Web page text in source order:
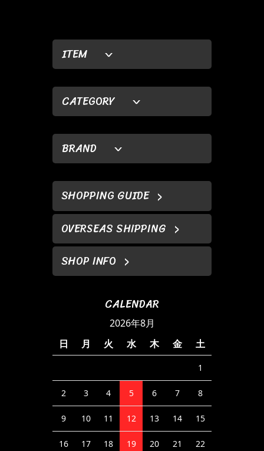
ITEM
CATEGORY
BRAND
SHOPPING GUIDE
OVERSEAS SHIPPING
SHOP INFO
CALENDAR
2026年8月
日
月 火 水 木 金 土
1
2 3 4 5 6 7 8
9 10 11 12 13 14 15
16 17 18 19 20 21 22